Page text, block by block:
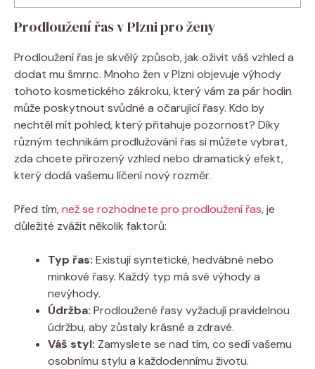
Prodloužení řas v Plzni pro ženy
Prodloužení řas je skvělý způsob, jak oživit váš vzhled a
dodat mu šmrnc. Mnoho žen v Plzni objevuje výhody
tohoto kosmetického zákroku, který vám za pár hodin
může poskytnout svůdné a očarující řasy. Kdo by
nechtěl mít pohled, který přitahuje pozornost? Díky
různým technikám prodlužování řas si můžete vybrat,
zda chcete přirozený vzhled nebo dramatický efekt,
který dodá vašemu líčení nový rozměr.
Před tím,než se rozhodnete pro prodloužení řas, je
důležité zvážit několik faktorů:
Typ řas: Existují syntetické, hedvábné nebo
minkové řasy. Každý typ má své výhody a
nevýhody.
Údržba: Prodloužené řasy vyžadují pravidelnou
údržbu, aby zůstaly krásné a zdravé.
Váš styl: Zamyslete se nad tím, co sedí vašemu
osobnímu stylu a každodennímu životu.